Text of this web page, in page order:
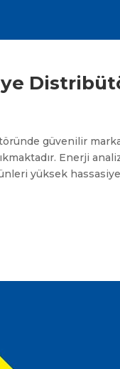
güvenilir
Enerji
yüksek